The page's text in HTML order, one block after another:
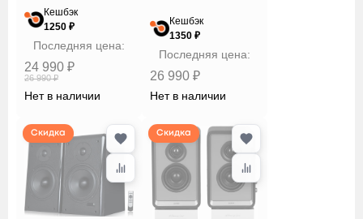
Кешбэк
1250 ₽
Последняя цена:
24 990 ₽
26 990 ₽
Нет в наличии
Кешбэк
1350 ₽
Последняя цена:
26 990 ₽
Нет в наличии
Скидка Скидка